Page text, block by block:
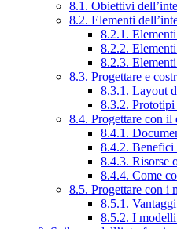
8.1. Obiettivi
8.2. Elementi
8.2.1.
8.2.2.
8.2.3.
8.3. Progettare e
8.3.1. Layout
8.3.2. Prototipi
8.4. Progettare con il
8.4.1.
8.4.2. Benefici
8.4.3. Risorse
8.4.4. Come
8.5. Progettare con i
8.5.1.
8.5.2. I